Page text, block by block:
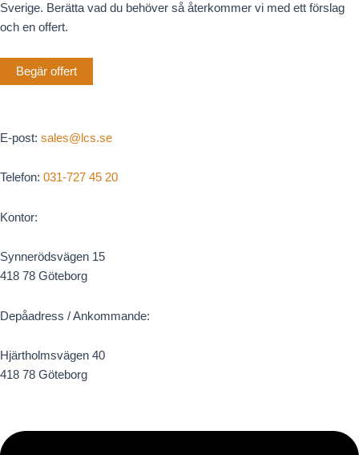
Sverige. Berätta vad du behöver så återkommer vi med ett förslag
och en offert.
Begär offert
E-post: sales@lcs.se
Telefon: 031-727 45 20
Kontor:
Synnerödsvägen 15
418 78 Göteborg
Depåadress / Ankommande:
Hjärtholmsvägen 40
418 78 Göteborg